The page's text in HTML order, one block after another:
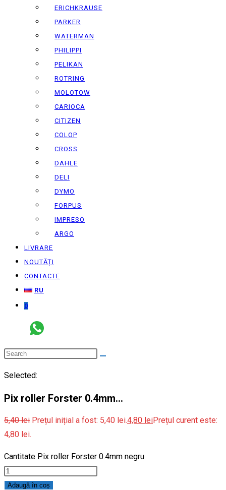
ERICHKRAUSE
PARKER
WATERMAN
PHILIPPI
PELIKAN
ROTRING
MOLOTOW
CARIOCA
CITIZEN
COLOP
CROSS
DAHLE
DELI
DYMO
FORPUS
IMPRESO
ARGO
LIVRARE
NOUTĂȚI
CONTACTE
RU
0
Selected:
Pix roller Forster 0.4mm…
5,40lei Prețul inițial a fost: 5,40 lei.4,80 leiPrețul curent este:
4,80 lei.
Cantitate Pix roller Forster 0.4mm negru
Adaugă în coș